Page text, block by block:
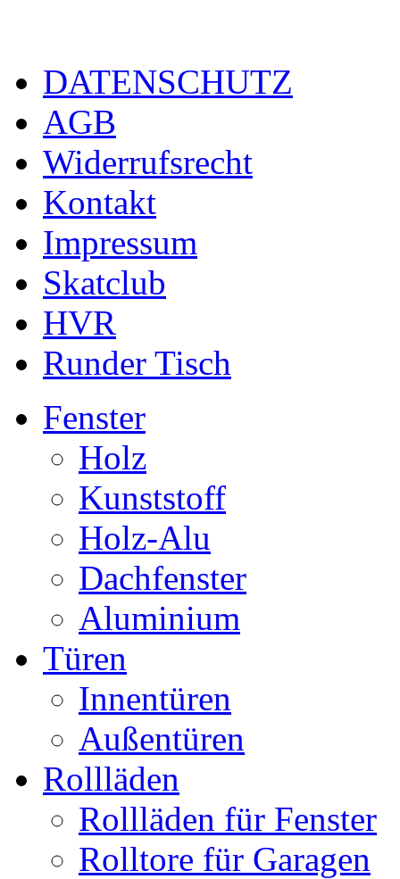
DATENSCHUTZ
AGB
Widerrufsrecht
Kontakt
Impressum
Skatclub
HVR
Runder Tisch
Fenster
Holz
Kunststoff
Holz-Alu
Dachfenster
Aluminium
Türen
Innentüren
Außentüren
Rollläden
Rollläden für Fenster
Rolltore für Garagen